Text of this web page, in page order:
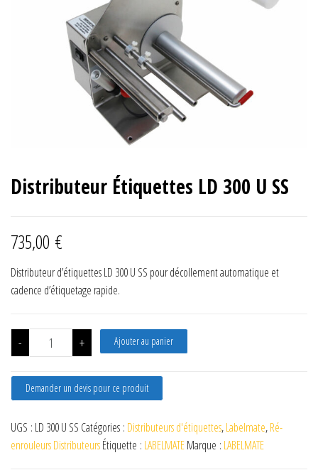
Distributeur Étiquettes LD 300 U SS
735,00 €
Distributeur d’étiquettes LD 300 U SS pour décollement automatique et
cadence d’étiquetage rapide.
- quantité de Distributeur Étiquettes LD 300 U SS
+ Ajouter au panier
Demander un devis pour ce produit
UGS : LD 300 U SS Catégories : Distributeurs d'étiquettes,Labelmate,Ré-
enrouleurs DistributeursÉtiquette : LABELMATEMarque : LABELMATE